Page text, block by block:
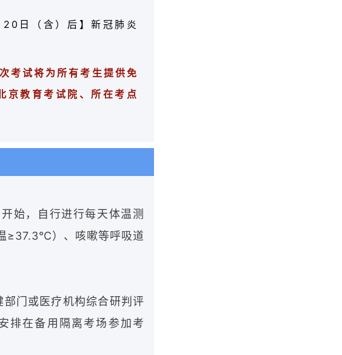
20日（含）后】新冠肺炎
考试将为所有考生提供免
京教育考试院、所在考点
始，自行进行每天体温测
≥37.3℃）、咳嗽等呼吸道
门或医疗机构综合研判评
排在备用隔离考场参加考